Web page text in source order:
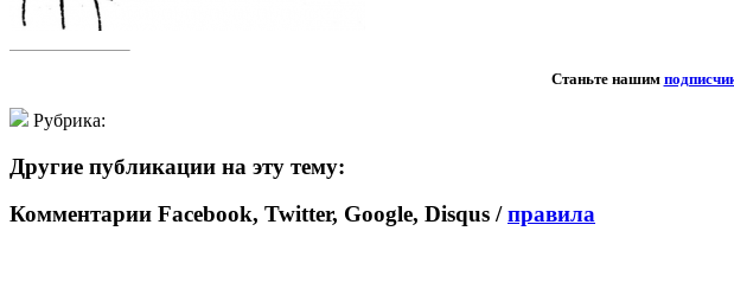
Станьте нашим
Рубрика:
Другие публикации на эту тему:
Комментарии Facebook, Twitter, Google, Disqus /правила